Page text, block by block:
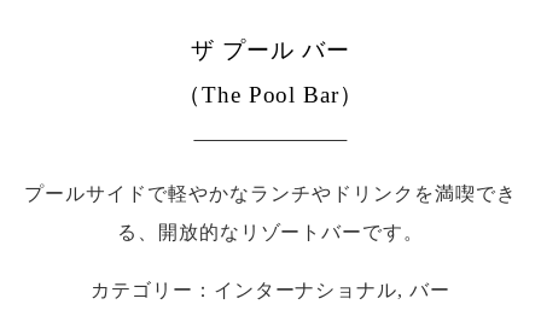
ザ プール バー
（The Pool Bar）
プールサイドで軽やかなランチやドリンクを満喫でき
る、開放的なリゾートバーです。
カテゴリー：インターナショナル, バー